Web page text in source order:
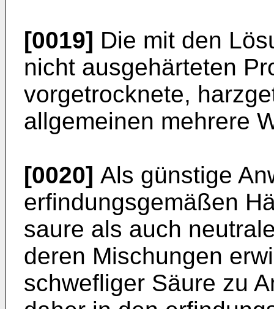
[0019] Die mit den
nicht ausgehärteten
vorgetrocknete,
allgemeinen mehrere
[0020] Als günstige
erfindungsgemäßen
saure als auch
deren Mischungen
schwefliger Säure zu